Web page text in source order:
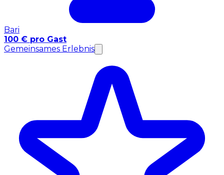
Bari
100 € pro Gast
Gemeinsames Erlebnis